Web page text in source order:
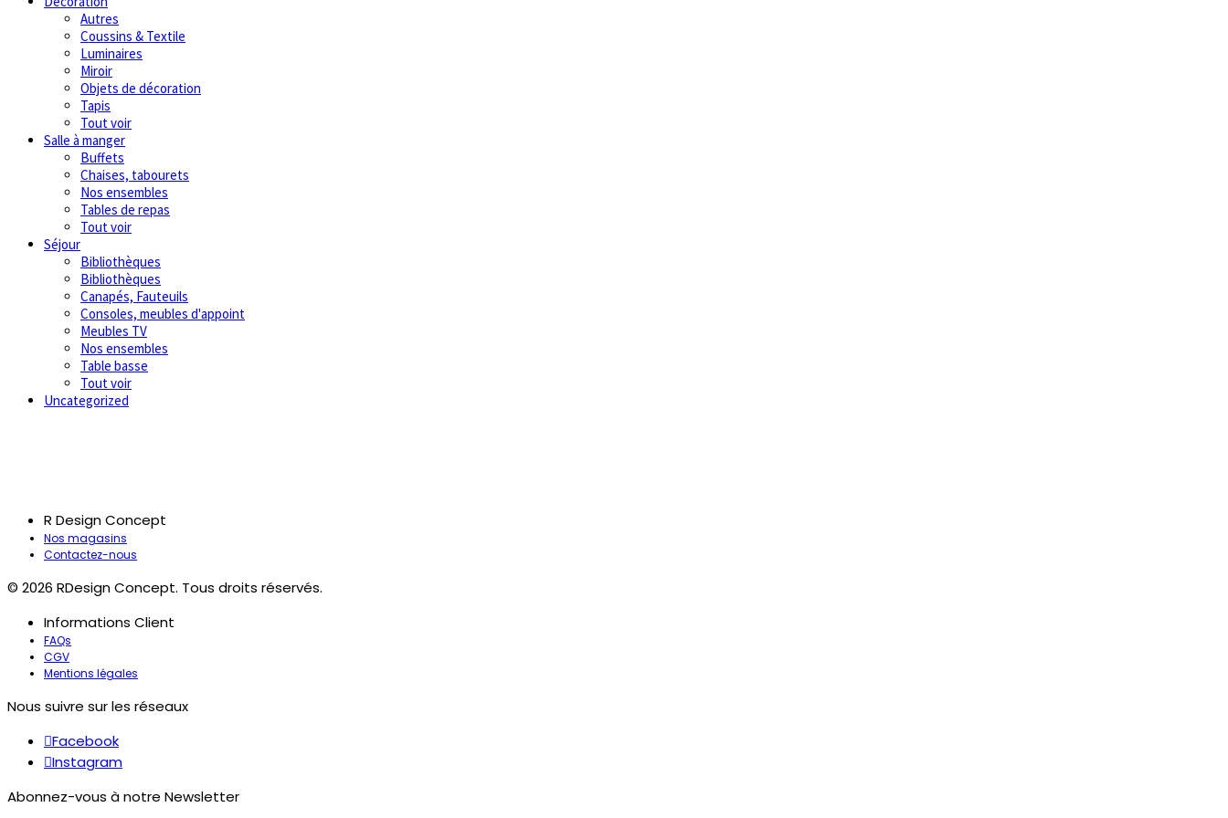
Autres
Coussins & Textile
Luminaires
Miroir
Objets de décoration
Tapis
Tout voir
Salle à manger
Buffets
Chaises, tabourets
Nos ensembles
Tables de repas
Tout voir
Séjour
Bibliothèques
Bibliothèques
Canapés, Fauteuils
Consoles, meubles d'appoint
Meubles TV
Nos ensembles
Table basse
Tout voir
Uncategorized
R Design Concept
Nos magasins
Contactez-nous
© 2026 RDesign Concept. Tous droits réservés.
Informations Client
FAQs
CGV
Mentions légales
Nous suivre sur les réseaux
Facebook
Instagram
Abonnez-vous à notre Newsletter